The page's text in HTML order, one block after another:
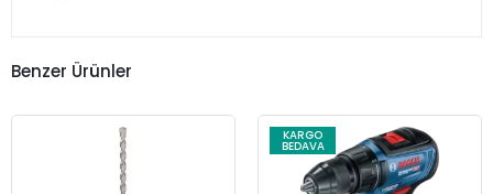
Benzer Ürünler
KARGO
BEDAVA